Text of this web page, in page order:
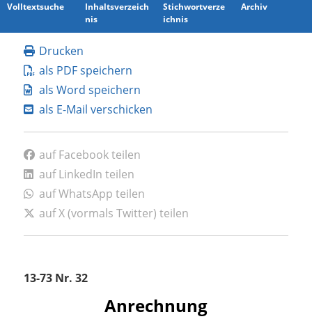
Volltextsuche
Inhaltsverzeich
nis
Stichwortverze
ichnis
Archiv
Drucken
als PDF speichern
als Word speichern
als E-Mail verschicken
auf Facebook teilen
auf LinkedIn teilen
auf WhatsApp teilen
auf X (vormals Twitter) teilen
13-73 Nr. 32
Anrechnung